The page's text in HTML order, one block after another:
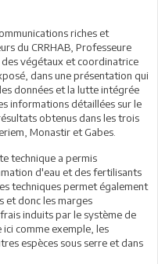
riches et
du CRRHAB, Professeure
végétaux et coordinatrice
dans une présentation qui
données et la lutte intégrée
informations détaillées sur le
obtenus dans les trois
Monastir et Gabes.
technique a permis
d'eau et des fertilisants
techniques permet également
et donc les marges
induits par le système de
comme exemple, les
espèces sous serre et dans